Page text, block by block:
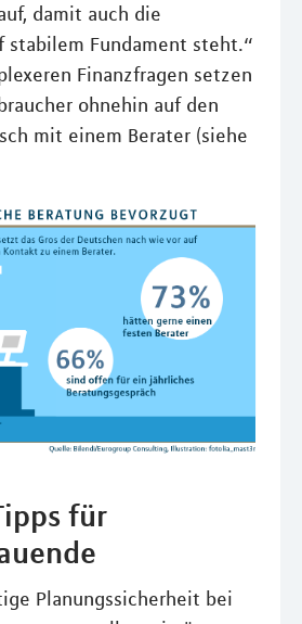
damit auch die
stabilem Fundament steht.“
Finanzfragen setzen
ohnehin auf den
mit einem Berater (siehe
für
Planungssicherheit bei